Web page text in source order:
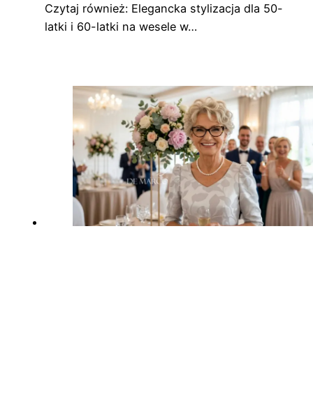
Czytaj również: Elegancka stylizacja dla 50-
latki i 60-latki na wesele w…